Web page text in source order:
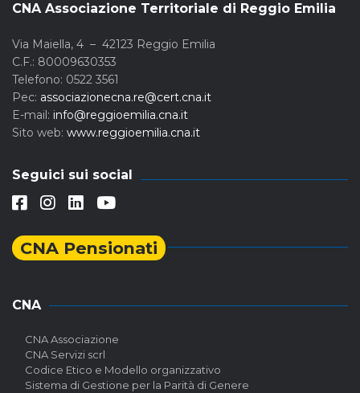
CNA Associazione Territoriale di Reggio Emilia
Via Maiella, 4 – 42123 Reggio Emilia
C.F.: 80009630353
Telefono: 0522 3561
Pec: associazionecna.re@cert.cna.it
E-mail: info@reggioemilia.cna.it
Sito web: www.reggioemilia.cna.it
Seguici sui social
CNA Pensionati
CNA
CNA Associazione
CNA Servizi scrl
Codice Etico e Modello organizzativo
Sistema di Gestione per la Parità di Genere